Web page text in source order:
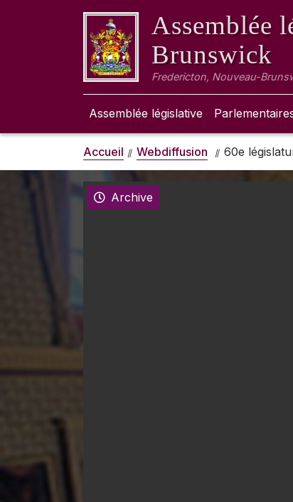
Assemblée
Brunswick
Fredericton, Nouveau-
Assemblée législative
Accueil Webdiffusion 60e
Archive